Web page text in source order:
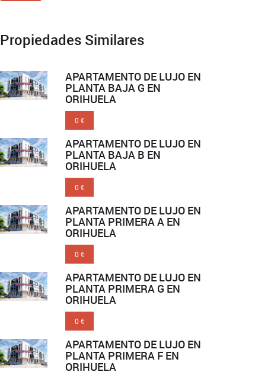
Propiedades Similares
APARTAMENTO DE LUJO EN
PLANTA BAJA G EN
ORIHUELA
0 €
APARTAMENTO DE LUJO EN
PLANTA BAJA B EN
ORIHUELA
0 €
APARTAMENTO DE LUJO EN
PLANTA PRIMERA A EN
ORIHUELA
0 €
APARTAMENTO DE LUJO EN
PLANTA PRIMERA G EN
ORIHUELA
0 €
APARTAMENTO DE LUJO EN
PLANTA PRIMERA F EN
ORIHUELA